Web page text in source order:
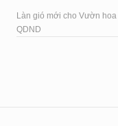
Làn gió mới cho Vườn
QDND